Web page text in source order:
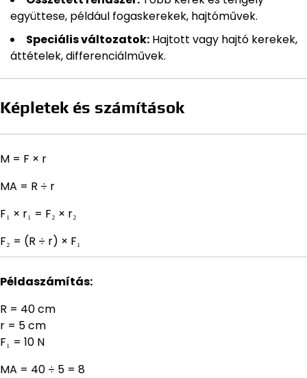
együttese, például fogaskerekek, hajtóművek.
Speciális változatok: Hajtott vagy hajtó kerekek,
áttételek, differenciálművek.
Képletek és számítások
M = F × r
MA = R ÷ r
F₁ × r₁ = F₂ × r₂
F₂ = (R ÷ r) × F₁
Példaszámítás:
R = 40 cm
r = 5 cm
F₁ = 10 N
MA = 40 ÷ 5 = 8